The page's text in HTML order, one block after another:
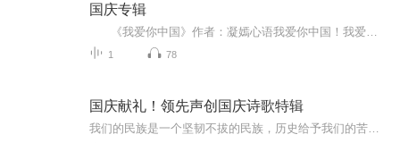
国庆专辑
1 78
国庆献礼！领先声创国庆诗歌特辑